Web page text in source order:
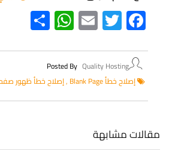
Facebook
Twitter
Email
Posted By Quality Hosting
إصلاح خطأ Blank Page
,إصلاح خطأ ظهور
مقالات مشابهة